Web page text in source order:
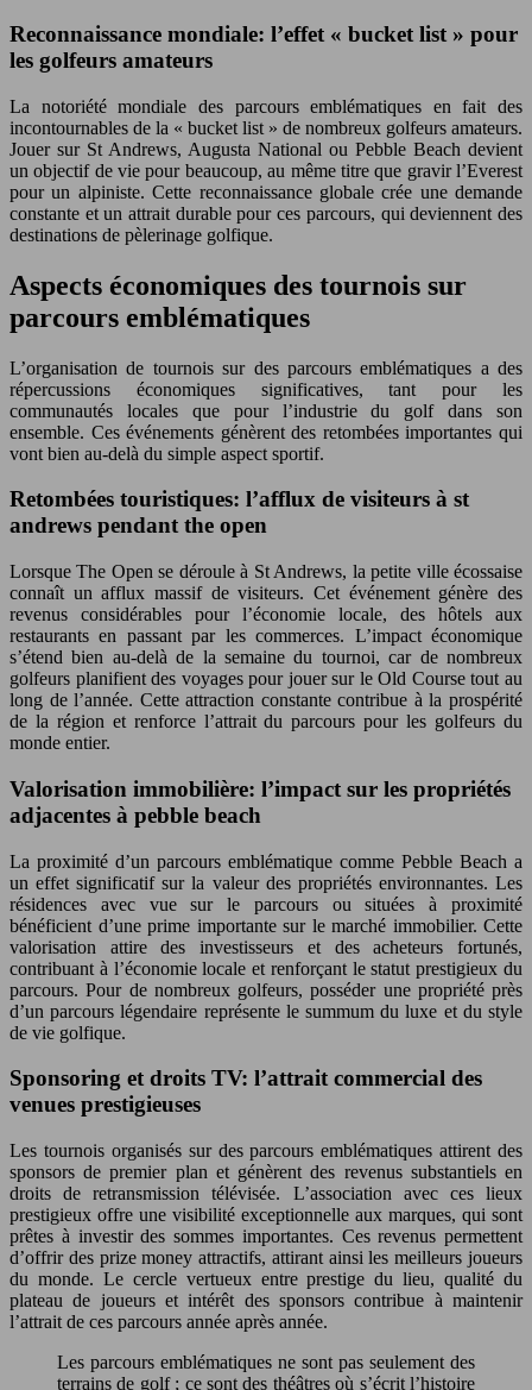
Reconnaissance mondiale: l’effet « bucket list » pour
les golfeurs amateurs
La notoriété mondiale des parcours emblématiques en fait des
incontournables de la « bucket list » de nombreux golfeurs amateurs.
Jouer sur St Andrews, Augusta National ou Pebble Beach devient
un objectif de vie pour beaucoup, au même titre que gravir l’Everest
pour un alpiniste. Cette reconnaissance globale crée une demande
constante et un attrait durable pour ces parcours, qui deviennent des
destinations de pèlerinage golfique.
Aspects économiques des tournois sur
parcours emblématiques
L’organisation de tournois sur des parcours emblématiques a des
répercussions économiques significatives, tant pour les
communautés locales que pour l’industrie du golf dans son
ensemble. Ces événements génèrent des retombées importantes qui
vont bien au-delà du simple aspect sportif.
Retombées touristiques: l’afflux de visiteurs à st
andrews pendant the open
Lorsque The Open se déroule à St Andrews, la petite ville écossaise
connaît un afflux massif de visiteurs. Cet événement génère des
revenus considérables pour l’économie locale, des hôtels aux
restaurants en passant par les commerces. L’impact économique
s’étend bien au-delà de la semaine du tournoi, car de nombreux
golfeurs planifient des voyages pour jouer sur le Old Course tout au
long de l’année. Cette attraction constante contribue à la prospérité
de la région et renforce l’attrait du parcours pour les golfeurs du
monde entier.
Valorisation immobilière: l’impact sur les propriétés
adjacentes à pebble beach
La proximité d’un parcours emblématique comme Pebble Beach a
un effet significatif sur la valeur des propriétés environnantes. Les
résidences avec vue sur le parcours ou situées à proximité
bénéficient d’une prime importante sur le marché immobilier. Cette
valorisation attire des investisseurs et des acheteurs fortunés,
contribuant à l’économie locale et renforçant le statut prestigieux du
parcours. Pour de nombreux golfeurs, posséder une propriété près
d’un parcours légendaire représente le summum du luxe et du style
de vie golfique.
Sponsoring et droits TV: l’attrait commercial des
venues prestigieuses
Les tournois organisés sur des parcours emblématiques attirent des
sponsors de premier plan et génèrent des revenus substantiels en
droits de retransmission télévisée. L’association avec ces lieux
prestigieux offre une visibilité exceptionnelle aux marques, qui sont
prêtes à investir des sommes importantes. Ces revenus permettent
d’offrir des prize money attractifs, attirant ainsi les meilleurs joueurs
du monde. Le cercle vertueux entre prestige du lieu, qualité du
plateau de joueurs et intérêt des sponsors contribue à maintenir
l’attrait de ces parcours année après année.
Les parcours emblématiques ne sont pas seulement des
terrains de golf ; ce sont des théâtres où s’écrit l’histoire